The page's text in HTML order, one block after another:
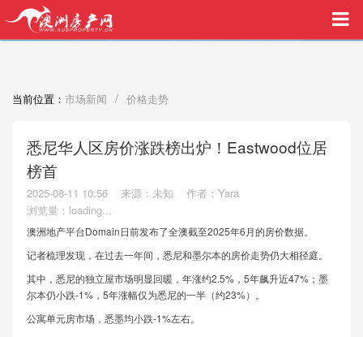
买家中介VIP服务，助您安心购房
当前位置： 市场新闻 / 价格走势
悉尼华人区房价涨跌榜出炉！Eastwood位居
榜首
2025-08-11 10:56 来源：未知
作者：Yara
浏览量： loading...
澳洲地产平台Domain日前发布了全澳截至2025年6月的房价数据。
记者梳理发现，在过去一年间，悉尼和墨尔本的房价走势仍大相径庭。
其中，悉尼的独立屋市场明显回暖，年涨约2.5%，5年飙升近47%；墨
尔本仍小跌-1%，5年涨幅仅为悉尼的一半（约23%）。
公寓单元房市场，悉墨均小跌-1%左右。